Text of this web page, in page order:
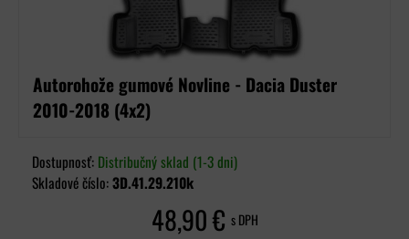
Autorohože gumové Novline - Dacia Duster
2010-2018 (4x2)
Dostupnosť: Distribučný sklad (1-3 dni)
Skladové číslo:3D.41.29.210k
48,90 € s DPH